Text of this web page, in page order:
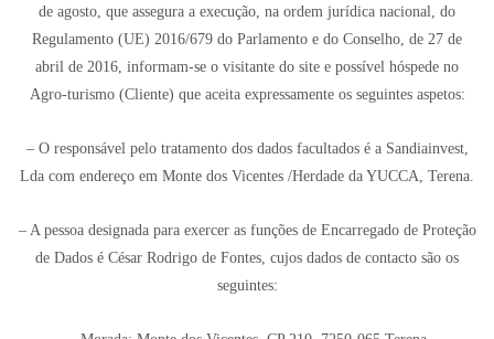
de agosto, que assegura a execução, na ordem jurídica nacional, do
Regulamento (UE) 2016/679 do Parlamento e do Conselho, de 27 de
abril de 2016, informam-se o visitante do site e possível hóspede no
Agro-turismo (Cliente) que aceita expressamente os seguintes aspetos:
– O responsável pelo tratamento dos dados facultados é a Sandiainvest,
Lda com endereço em Monte dos Vicentes /Herdade da YUCCA, Terena.
– A pessoa designada para exercer as funções de Encarregado de Proteção
de Dados é César Rodrigo de Fontes, cujos dados de contacto são os
seguintes: